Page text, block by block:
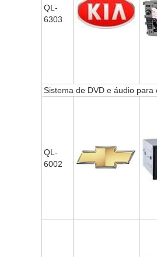
QL-
6303
Sistema de DVD e áudio para
QL-
6002